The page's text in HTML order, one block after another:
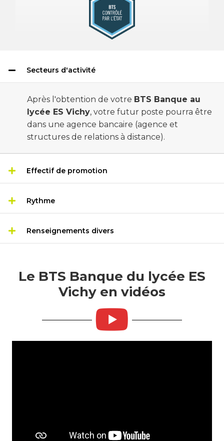
Secteurs d'activité
Après l'obtention de votre BTS Banque au
lycée ES Vichy, votre futur poste pourra être
dans une agence bancaire (agence et
structures de relations à distance).
Effectif de promotion
Rythme
Renseignements divers
Le BTS Banque du lycée ES
Vichy en vidéos